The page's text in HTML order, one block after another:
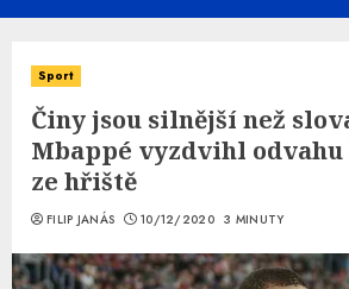
Menu
Sport
Činy jsou silnější než
Mbappé vyzdvihl
ze hřiště
FILIP JANÁS 10/12/2020 3 MINUTY